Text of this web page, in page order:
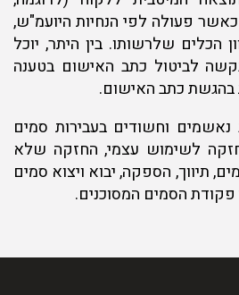
פעולה לפי הנחיות היועמ"ש,
הכלים שלרשותו. בין היתר, יוכל
לביטול כתב האישום בטענה
בהגשת כתב האישום.
נאשמים וחשודים בעבירות סמים
לשימוש עצמי, החזקה שלא
תיווך, הספקה, יבוא ויצוא סמים
פקודת הסמים המסוכנים.